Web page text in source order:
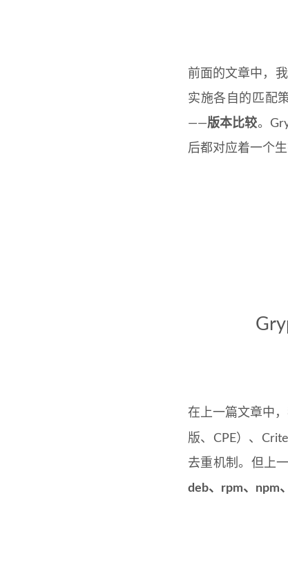
前面的文章中，
实施各自的匹配
——版本比较。
后都对应着一个
在上一篇文章中
版、CPE）、
去重机制。但上
deb、rpm、npm